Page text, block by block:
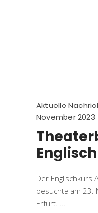
Aktuelle
November 2023
Der Englischkurs
besuchte am 23.
Erfurt.